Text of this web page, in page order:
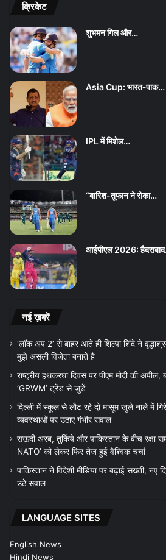
क्रिकेट
शुभमन गिल और…
Asia Cup: भारत‑पाक…
IPL में मिशेल…
“बारिश-तूफान ने रोका…
आईपीएल 2026:
नई ख़बरें
‘लॉक अप 2’ से बाहर आते ही शिल्पा शिंदे ने
मुझे असली विजेता बनाते हैं
राष्ट्रीय हथकरघा दिवस पर पीएम मोदी की
‘GRWM’ ट्रेंड से जुड़ें
दिल्ली में स्कूल से लौट रहे दो मासूम खुले नाले में
व्यवस्थाओं पर उठाए गंभीर सवाल
सऊदी अरब, तुर्किये और पाकिस्तान के बीच रक्षा
NATO’ को लेकर फिर तेज हुई वैश्विक चर्चा
पाकिस्तान ने विदेशी मीडिया पर बढ़ाई सख्ती, नए
उठे सवाल
LANGUAGE SITES
English News
Hindi News